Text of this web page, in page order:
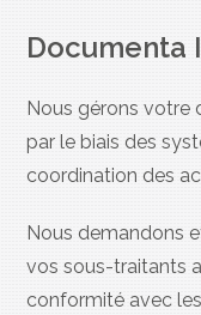
Documenta
Nous gérons votre
par le biais des
coordination des
Nous demandons
vos sous-traitants
conformité avec